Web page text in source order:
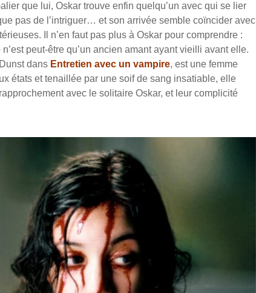
que lui, Oskar trouve enfin quelqu’un avec qui se lier
pas de l’intriguer… et son arrivée semble coïncider avec
Il n’en faut pas plus à Oskar pour comprendre :
peut-être qu’un ancien amant ayant vieilli avant elle.
dans Entretien avec un vampire, est une femme
états et tenaillée par une soif de sang insatiable, elle
avec le solitaire Oskar, et leur complicité